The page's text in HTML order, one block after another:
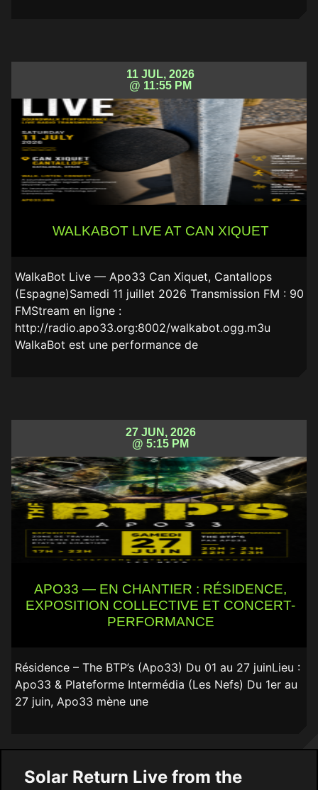
11 JUL, 2026
@ 11:55 PM
WALKABOT LIVE AT CAN XIQUET
WalkaBot Live — Apo33 Can Xiquet, Cantallops
(Espagne)Samedi 11 juillet 2026 Transmission FM : 90
FMStream en ligne :
http://radio.apo33.org:8002/walkabot.ogg.m3u
WalkaBot est une performance de
27 JUN, 2026
@ 5:15 PM
APO33 — EN CHANTIER : RÉSIDENCE,
EXPOSITION COLLECTIVE ET CONCERT-
PERFORMANCE
Résidence – The BTP’s (Apo33) Du 01 au 27 juinLieu :
Apo33 & Plateforme Intermédia (Les Nefs) Du 1er au
27 juin, Apo33 mène une
Solar Return Live from the